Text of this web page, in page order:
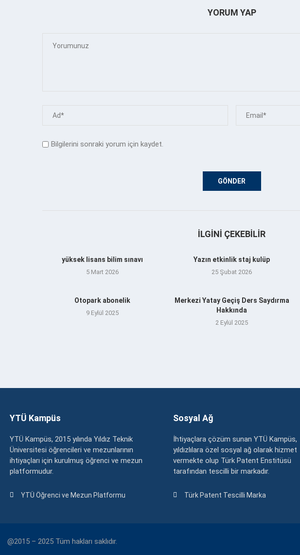
YORUM YAP
Bilgilerini sonraki yorum için kaydet.
İLGINI ÇEKEBILIR
yüksek lisans bilim sınavı
5 Mart 2026
Yazın etkinlik staj kulüp
25 Şubat 2026
Otopark abonelik
9 Eylül 2025
Merkezi Yatay Geçiş Ders Saydırma
Hakkında
2 Eylül 2025
YTÜ Kampüs
YTÜ Kampüs, 2015 yılında Yıldız Teknik
Üniversitesi öğrencileri ve mezunlarının
ihtiyaçları için kurulmuş öğrenci ve mezun
platformudur.
YTÜ Öğrenci ve Mezun Platformu
Sosyal Ağ
İhtiyaçlara çözüm sunan YTÜ Kampüs,
yıldızlılara özel sosyal ağ olarak hizmet
vermekte olup Türk Patent Enstitüsü
tarafından tescilli bir markadır.
Türk Patent Tescilli Marka
@2015 – 2025 Tüm hakları saklıdır.